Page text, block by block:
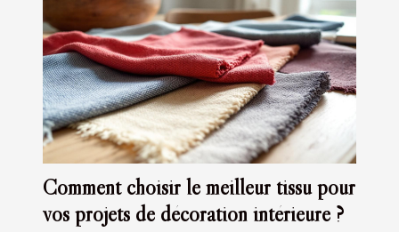
Comment choisir le meilleur tissu pour
vos projets de décoration intérieure ?